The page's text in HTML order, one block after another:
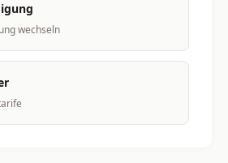
wechseln